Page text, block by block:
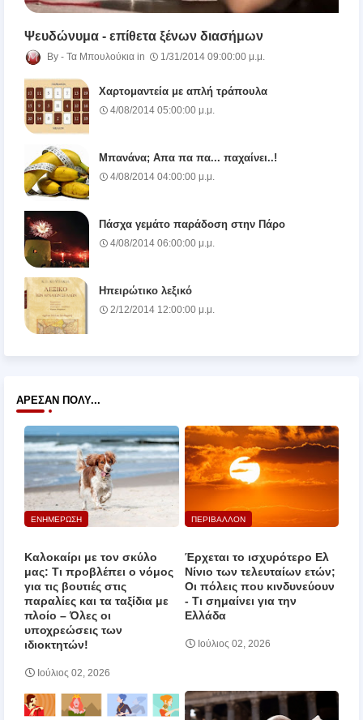
Ψευδώνυμα - επίθετα ξένων διασήμων
Τα Μπουλούκια 1/31/2014 09:00:00 μ.μ.
Χαρτομαντεία με απλή τράπουλα
4/08/2014 05:00:00 μ.μ.
Μπανάνα; Απα πα πα... παχαίνει..!
4/08/2014 04:00:00 μ.μ.
Πάσχα γεμάτο παράδοση στην Πάρο
4/08/2014 06:00:00 μ.μ.
Ηπειρώτικο λεξικό
2/12/2014 12:00:00 μ.μ.
ΆΡΕΣΑΝ ΠΟΛΎ...
ΕΝΗΜΕΡΩΣΗ
Καλοκαίρι με τον σκύλο
μας: Τι προβλέπει ο νόμος
για τις βουτιές στις
παραλίες και τα ταξίδια με
πλοίο – Όλες οι
υποχρεώσεις των
ιδιοκτητών!
Ιούλιος 02, 2026
ΠΕΡΙΒΑΛΛΟΝ
Έρχεται το ισχυρότερο Ελ
Νίνιο των τελευταίων ετών;
Οι πόλεις που κινδυνεύουν
‑ Τι σημαίνει για την
Ελλάδα
Ιούλιος 02, 2026